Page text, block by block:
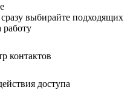
выбирайте подходящих
работу
контактов
доступа